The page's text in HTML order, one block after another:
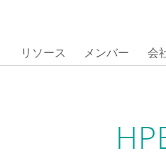
リソース メンバー 会